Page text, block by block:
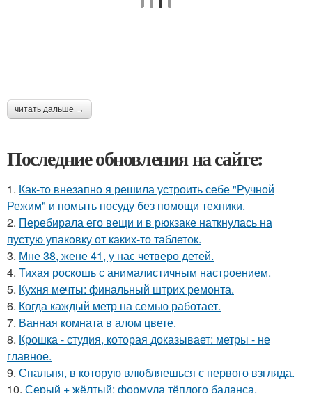
читать дальше →
Последние обновления на сайте:
1. Как-то внезапно я решила устроить себе "Ручной
Режим" и помыть посуду без помощи техники.
2. Перебирала его вещи и в рюкзаке наткнулась на
пустую упаковку от каких-то таблеток.
3. Мне 38, жене 41, у нас четверо детей.
4. Тихая роскошь с анималистичным настроением.
5. Кухня мечты: финальный штрих ремонта.
6. Когда каждый метр на семью работает.
7. Ванная комната в алом цвете.
8. Крошка - студия, которая доказывает: метры - не
главное.
9. Спальня, в которую влюбляешься с первого взгляда.
10. Серый + жёлтый: формула тёплого баланса.